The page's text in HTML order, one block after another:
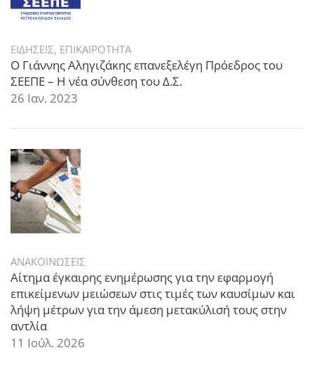
ΕΙΔΗΣΕΙΣ, ΕΠΙΚΑΙΡΟΤΗΤΑ
Ο Γιάννης Αληγιζάκης επανεξελέγη Πρόεδρος του
ΣΕΕΠΕ – Η νέα σύνθεση του Δ.Σ.
26 Ιαν. 2023
ΑΝΑΚΟΙΝΩΣΕΙΣ
Αίτημα έγκαιρης ενημέρωσης για την εφαρμογή
επικείμενων μειώσεων στις τιμές των καυσίμων και
λήψη μέτρων για την άμεση μετακύλισή τους στην
αντλία
11 Ιούλ. 2026